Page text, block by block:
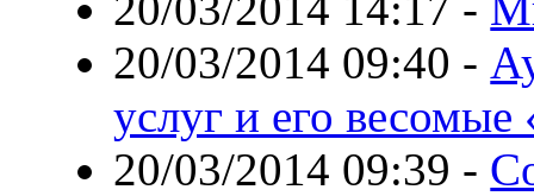
20/03/2014 09:40 -
услуг и его
20/03/2014 09:39 -